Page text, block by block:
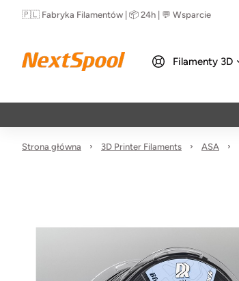
🇵🇱 Fabryka Filamentów | 📦 24h | 💬 Wsparcie
Filamenty 3D
Strona główna 3D Printer Filaments ASA